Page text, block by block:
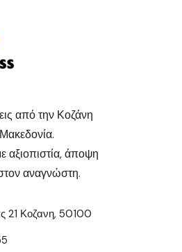
από την Κοζάνη
αξιοπιστία, άποψη
αναγνώστη.
21 Κοζανη, 50100